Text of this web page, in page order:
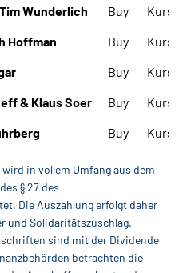
Wunderlich Buy
Hoffman
Buy
Buy
& Klaus Soer
Buy
Buy
wird in vollem Umfang aus dem
§ 27 des
Die Auszahlung erfolgt daher
und Solidaritätszuschlag.
sind mit der Dividende
betrachten die